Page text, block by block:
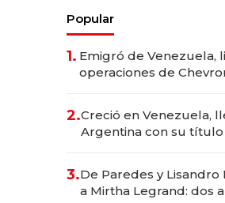
Popular
1. Emigró de Venezuela,
operaciones de
2.Creció en Venezuela,
Argentina con su
las marcas "fast
3.De Paredes y Lisandro
a Mirtha Legrand: dos